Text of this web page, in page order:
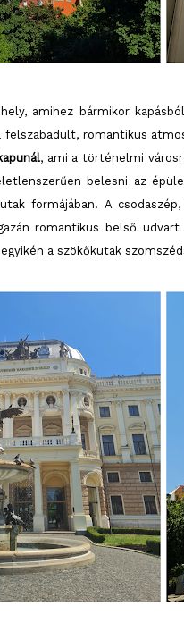
amihez bármikor
romantikus
, ami a történelmi
belesni az
formájában. A
romantikus belső
a szökőkutak